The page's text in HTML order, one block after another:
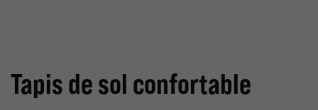
Tapis de sol confortable